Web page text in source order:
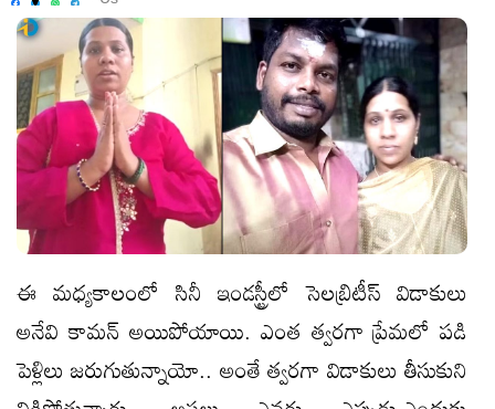
ఈ మధ్యకాలంలో సినీ ఇండస్ట్రీలో సెలబ్రిటీస్ విడాకులు
అనేవి కామన్ అయిపోయాయి. ఎంత త్వరగా ప్రేమలో పడి
పెళ్లిలు జరుగుతున్నాయో.. అంతే త్వరగా విడాకులు తీసుకుని